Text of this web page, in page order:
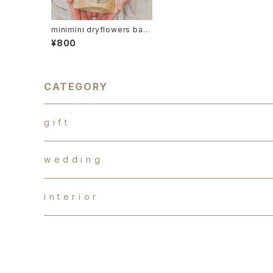
minimini dryflowers bag
ドライフラワー プリザーブ
ドフラワー ギフト プレゼ
¥800
CATEGORY
g i f t
d r y f l o w e r s
か す み 草
b a l l o o n f l o w e r
w e d d i n g
オ ー ダ ー ブ ー ケ
i n t e r i o r